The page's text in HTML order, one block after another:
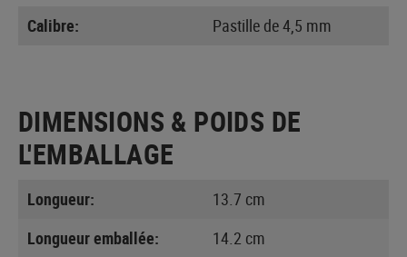
Calibre: Pastille de 4,5 mm
DIMENSIONS & POIDS DE
L'EMBALLAGE
Longueur:
13.7 cm
Longueur emballée:
14.2 cm